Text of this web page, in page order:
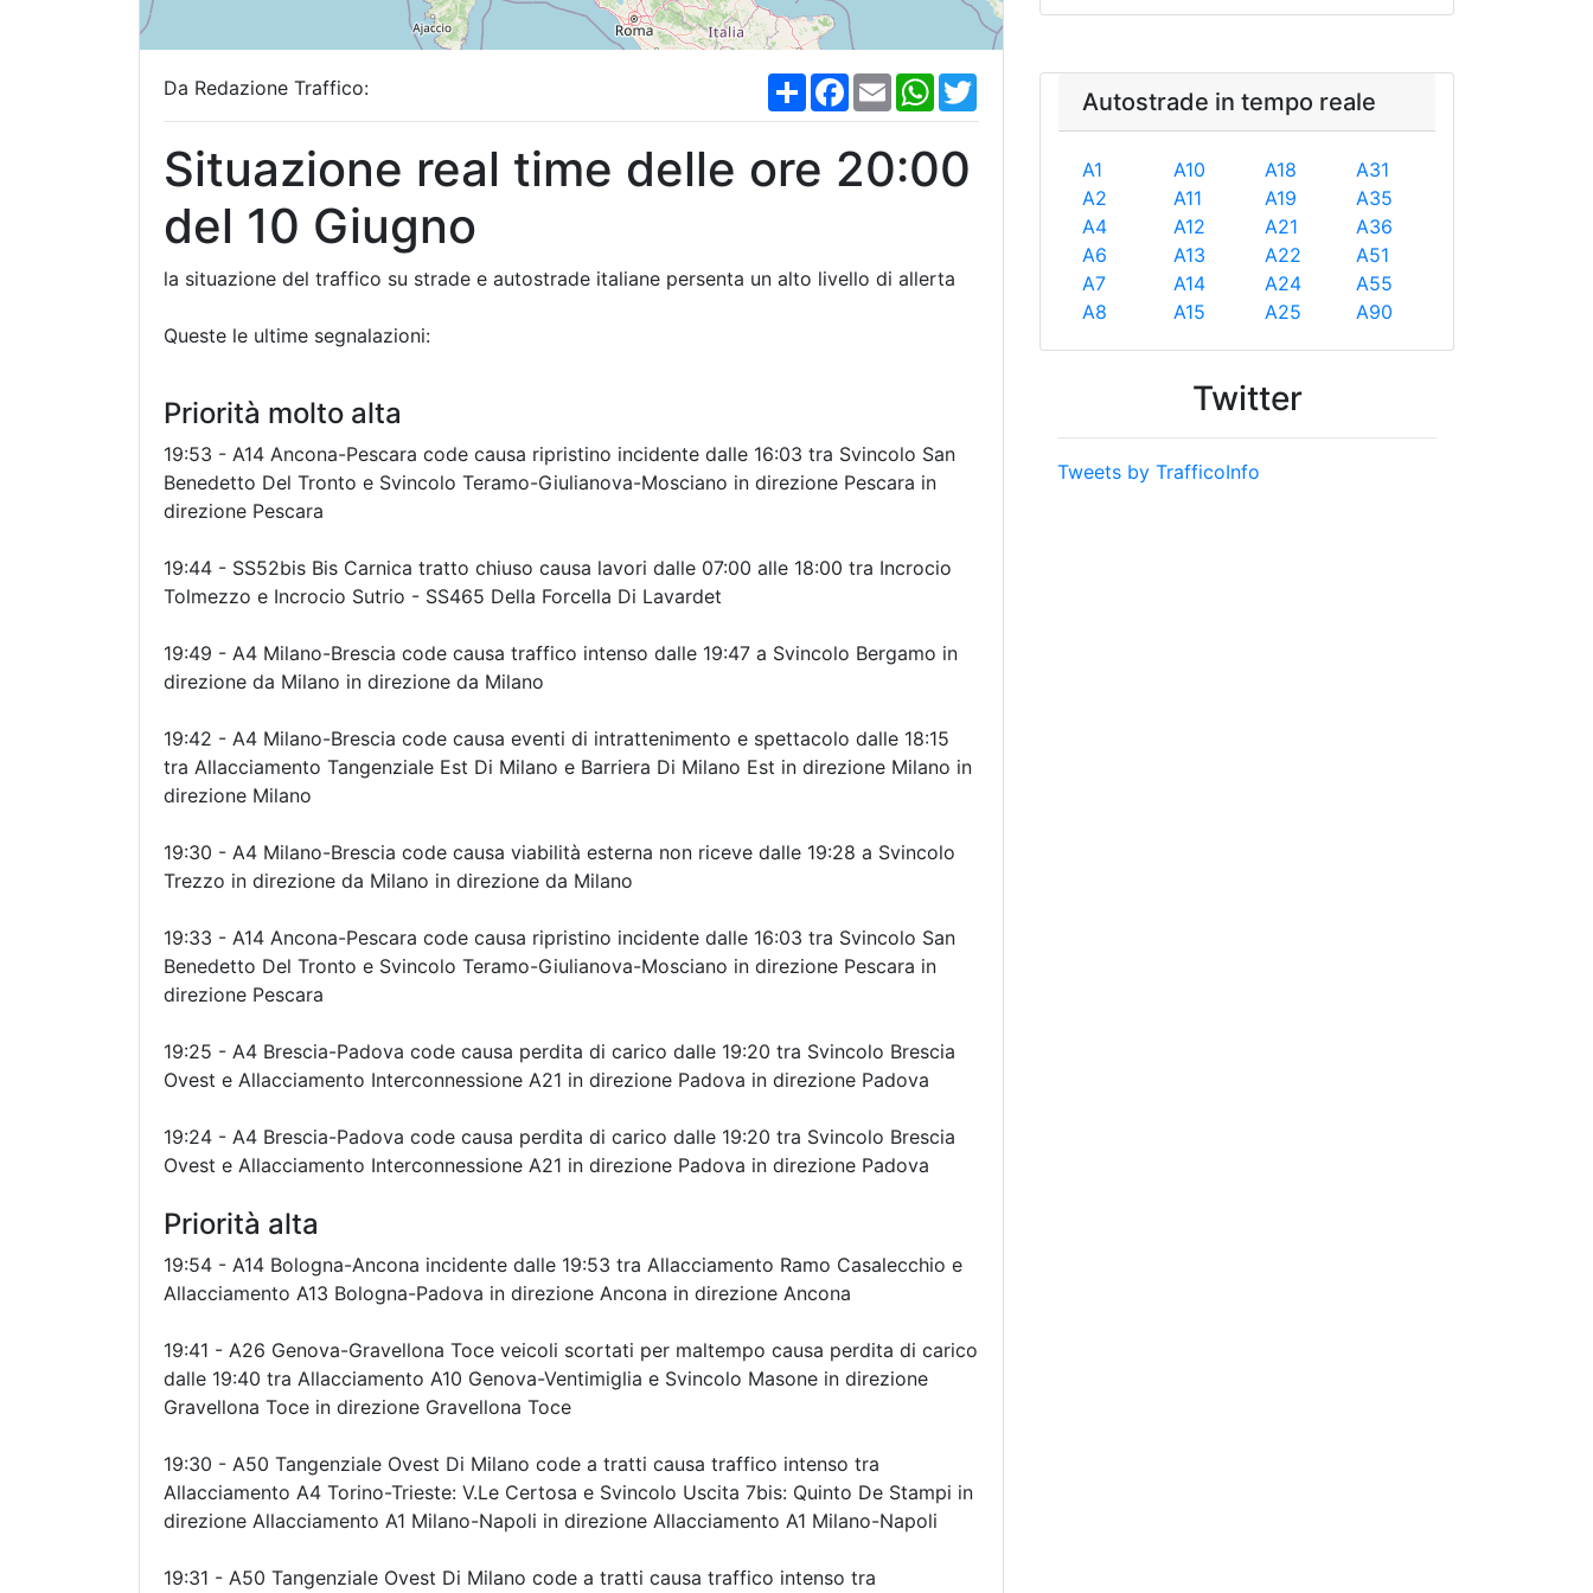
S
h
a
e
F
a
c
b
o
E
m
a
l
W
h
a
s
A
i
Da Redazione Traffico:
Situazione real time delle ore 20:00
del 10 Giugno
la situazione del traffico su strade e autostrade italiane persenta un alto livello di allerta
Queste le ultime segnalazioni:
Priorità molto alta
19:53 - A14 Ancona-Pescara code causa ripristino incidente dalle 16:03 tra Svincolo San
Benedetto Del Tronto e Svincolo Teramo-Giulianova-Mosciano in direzione Pescara in
direzione Pescara
19:44 - SS52bis Bis Carnica tratto chiuso causa lavori dalle 07:00 alle 18:00 tra Incrocio
Tolmezzo e Incrocio Sutrio - SS465 Della Forcella Di Lavardet
19:49 - A4 Milano-Brescia code causa traffico intenso dalle 19:47 a Svincolo Bergamo in
direzione da Milano in direzione da Milano
19:42 - A4 Milano-Brescia code causa eventi di intrattenimento e spettacolo dalle 18:15
tra Allacciamento Tangenziale Est Di Milano e Barriera Di Milano Est in direzione Milano in
direzione Milano
19:30 - A4 Milano-Brescia code causa viabilità esterna non riceve dalle 19:28 a Svincolo
Trezzo in direzione da Milano in direzione da Milano
19:33 - A14 Ancona-Pescara code causa ripristino incidente dalle 16:03 tra Svincolo San
Benedetto Del Tronto e Svincolo Teramo-Giulianova-Mosciano in direzione Pescara in
direzione Pescara
19:25 - A4 Brescia-Padova code causa perdita di carico dalle 19:20 tra Svincolo Brescia
Ovest e Allacciamento Interconnessione A21 in direzione Padova in direzione Padova
19:24 - A4 Brescia-Padova code causa perdita di carico dalle 19:20 tra Svincolo Brescia
Ovest e Allacciamento Interconnessione A21 in direzione Padova in direzione Padova
Priorità alta
19:54 - A14 Bologna-Ancona incidente dalle 19:53 tra Allacciamento Ramo Casalecchio e
Allacciamento A13 Bologna-Padova in direzione Ancona in direzione Ancona
19:41 - A26 Genova-Gravellona Toce veicoli scortati per maltempo causa perdita di carico
dalle 19:40 tra Allacciamento A10 Genova-Ventimiglia e Svincolo Masone in direzione
Gravellona Toce in direzione Gravellona Toce
19:30 - A50 Tangenziale Ovest Di Milano code a tratti causa traffico intenso tra
Allacciamento A4 Torino-Trieste: V.Le Certosa e Svincolo Uscita 7bis: Quinto De Stampi in
direzione Allacciamento A1 Milano-Napoli in direzione Allacciamento A1 Milano-Napoli
19:31 - A50 Tangenziale Ovest Di Milano code a tratti causa traffico intenso tra
Autostrade in tempo reale
A1
A2
A4
A6
A7
A8
A10
A11
A12
A13
A14
A15
A18
A19
A21
A22
A24
A25
A31
A35
A36
A51
A55
A90
Twitter
Tweets by TrafficoInfo